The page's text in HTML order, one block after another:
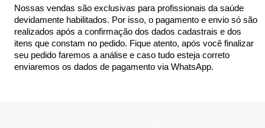
Nossas vendas são exclusivas para profissionais da saúde
devidamente habilitados. Por isso, o pagamento e envio só são
realizados após a confirmação dos dados cadastrais e dos
itens que constam no pedido. Fique atento, após você finalizar
seu pedido faremos a análise e caso tudo esteja correto
enviaremos os dados de pagamento via WhatsApp.